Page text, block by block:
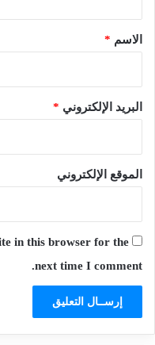
*الاسم *
البريد الإلكتروني *
الموقع الإلكتروني
in this browser for the
next time I comment.